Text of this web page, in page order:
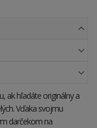
ak hľadáte originálny a
Vďaka svojmu
darčekom na